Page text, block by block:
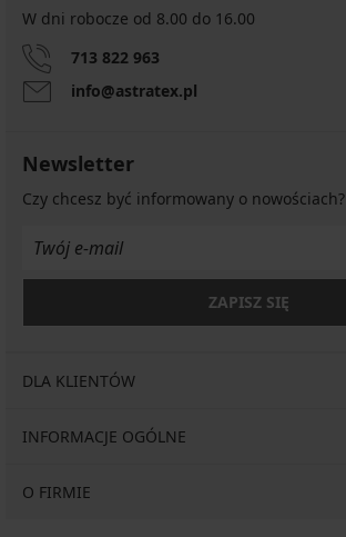
W dni robocze od 8.00 do 16.00
713 822 963
info@astratex.pl
Newsletter
Czy chcesz być informowany o nowościach?
ZAPISZ SIĘ
DLA KLIENTÓW
INFORMACJE OGÓLNE
O FIRMIE